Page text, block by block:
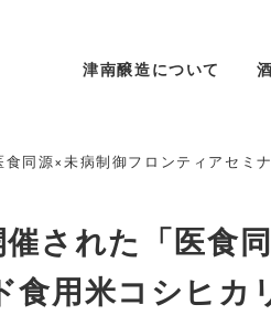
津南醸造について
同源×未病制御フロンティアセ
された「医食
用米コシヒカ